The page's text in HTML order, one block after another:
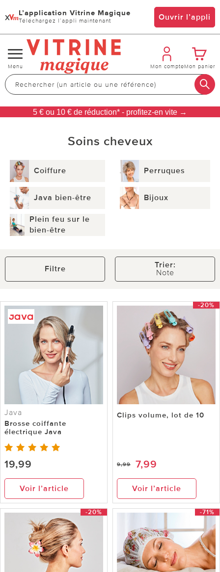
x L’application Vitrine Magique
Téléchargez l’appli maintenant Ouvrir l’appli
Changer
de
navigation
Menu Mon compteMon panier
5 € ou 10 € de réduction* - profitez-en vite →
Soins cheveux
Coiffure Perruques
Java bien-être Bijoux
Plein feu sur le
bien-être
Filtre
Trier:
Note
Java
Brosse coiffante
électrique Java
19,99
Voir l’article
-20%
Clips volume, lot de 10
9,99 7,99
Voir l’article
-20% -71%